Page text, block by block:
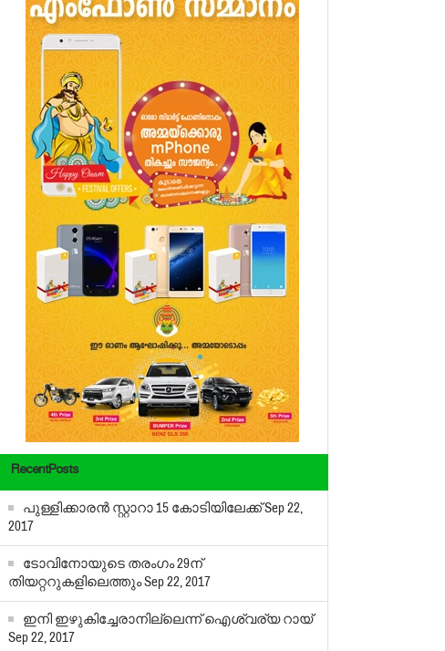
RecentPosts
പുള്ളിക്കാരന്‍ സ്റ്റാറാ 15 കോടിയിലേക്ക്Sep 22,
2017
ടോവിനോയുടെ തരംഗം 29ന്
തിയറ്ററുകളിലെത്തുംSep 22, 2017
ഇനി ഇഴുകിച്ചേരാനില്ലെന്ന് ഐശ്വര്യ റായ്
Sep 22, 2017